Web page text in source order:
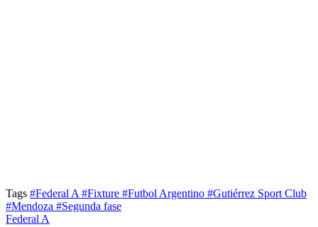
Tags #Federal A #Fixture #Futbol Argentino #Gutiérrez Sport Club
#Mendoza #Segunda fase
Federal A